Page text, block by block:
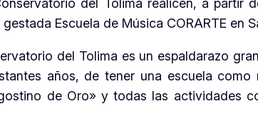
del Tolima realicen, a partir
Escuela de Música CORARTE en
del Tolima es un espaldarazo
años, de tener una escuela
de Oro» y todas las actividades